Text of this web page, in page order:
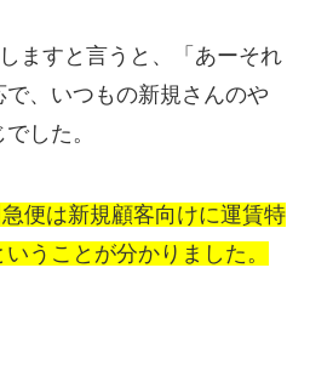
ますと言うと、「あーそれ
、いつもの新規さんのや
した。
便は新規顧客向けに運賃特
うことが分かりました。